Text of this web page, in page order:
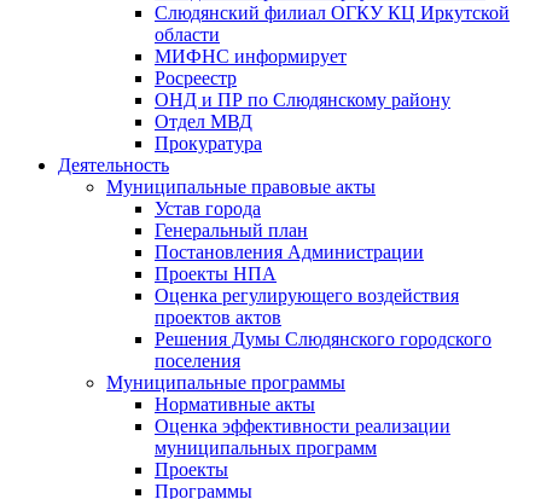
Слюдянский филиал ОГКУ КЦ Иркутской
области
МИФНС информирует
Росреестр
ОНД и ПР по Слюдянскому району
Отдел МВД
Прокуратура
Деятельность
Муниципальные правовые акты
Устав города
Генеральный план
Постановления Администрации
Проекты НПА
Оценка регулирующего воздействия
проектов актов
Решения Думы Слюдянского городского
поселения
Муниципальные программы
Нормативные акты
Оценка эффективности реализации
муниципальных программ
Проекты
Программы